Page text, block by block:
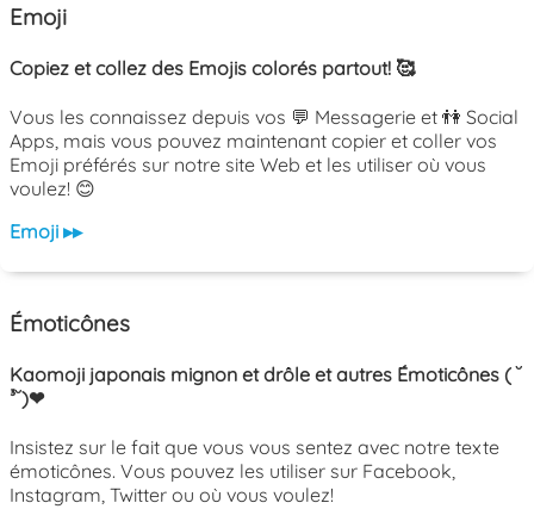
Emoji
Copiez et collez des Emojis colorés partout! 🥰
Vous les connaissez depuis vos 💬 Messagerie et 👫 Social
Apps, mais vous pouvez maintenant copier et coller vos
Emoji préférés sur notre site Web et les utiliser où vous
voulez! 😊
Emoji ▸▸
Émoticônes
Kaomoji japonais mignon et drôle et autres Émoticônes ( ˘
³˘)❤
Insistez sur le fait que vous vous sentez avec notre texte
émoticônes. Vous pouvez les utiliser sur Facebook,
Instagram, Twitter ou où vous voulez!